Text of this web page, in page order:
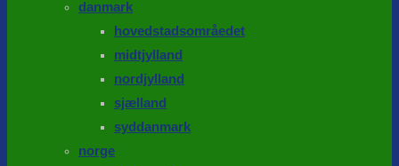
danmark
hovedstadsområedet
midtjylland
nordjylland
sjælland
syddanmark
norge